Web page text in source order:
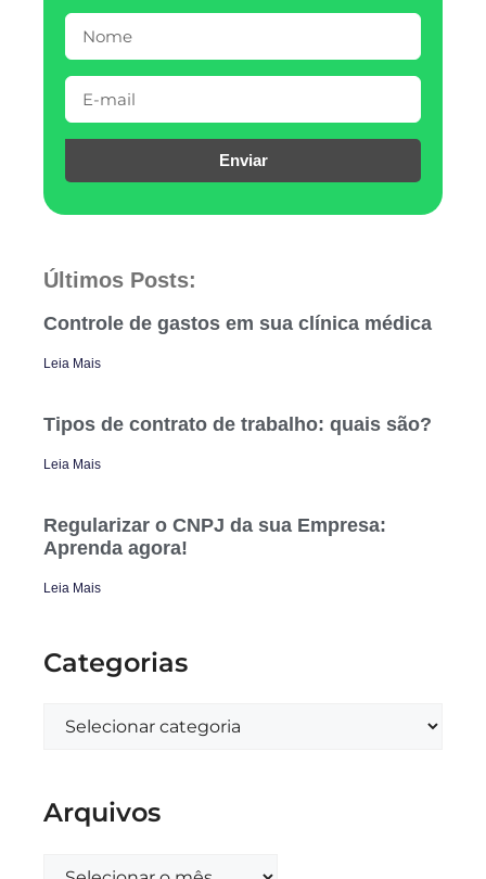
Enviar
Últimos Posts:
Controle de gastos em sua clínica médica
Leia Mais
Tipos de contrato de trabalho: quais são?
Leia Mais
Regularizar o CNPJ da sua Empresa:
Aprenda agora!
Leia Mais
Categorias
Arquivos